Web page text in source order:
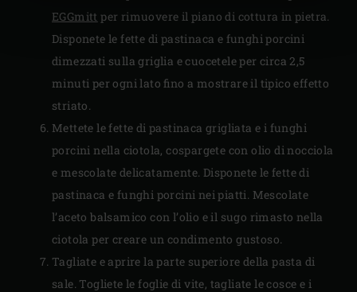
EGGmitt per rimuovere il piano di cottura in pietra.
Disponete le fette di pastinaca e funghi porcini
dimezzati sulla griglia e cuocetele per circa 2,5
minuti per ogni lato fino a mostrare il tipico effetto
striato.
Mettete le fette di pastinaca grigliata e i funghi
porcini nella ciotola, cospargete con olio di nocciola
e mescolate delicatamente. Disponete le fette di
pastinaca e funghi porcini nei piatti. Mescolate
l’aceto balsamico con l’olio e il sugo rimasto nella
ciotola per creare un condimento gustoso.
Tagliate e aprire la parte superiore della pasta di
sale. Togliete le foglie di vite, tagliate le cosce e i